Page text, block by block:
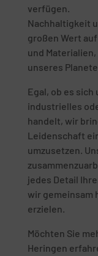
verfügen.
Nachhaltigkeit
großen Wert
und
unseres
Egal, ob es
industrielles
handelt, wir
Leidenschaft
umzusetzen.
jedes Detail
wir gemeinsam
erzielen.
Möchten Sie
Heringen